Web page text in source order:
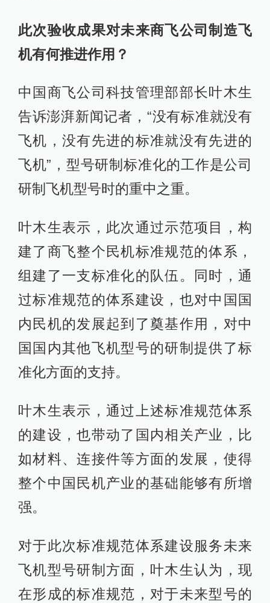
此次验收成果对未来商飞公司制造飞
机有何推进作用？
中国商飞公司科技管理部部长叶木生
告诉澎湃新闻记者，“没有标准就没有
飞机，没有先进的标准就没有先进的
飞机”，型号研制标准化的工作是公司
研制飞机型号时的重中之重。
叶木生表示，此次通过示范项目，构
建了商飞整个民机标准规范的体系，
组建了一支标准化的队伍。同时，通
过标准规范的体系建设，也对中国国
内民机的发展起到了奠基作用，对中
国国内其他飞机型号的研制提供了标
准化方面的支持。
叶木生表示，通过上述标准规范体系
的建设，也带动了国内相关产业，比
如材料、连接件等方面的发展，使得
整个中国民机产业的基础能够有所增
强。
对于此次标准规范体系建设服务未来
飞机型号研制方面，叶木生认为，现
在形成的标准规范，对于未来型号的